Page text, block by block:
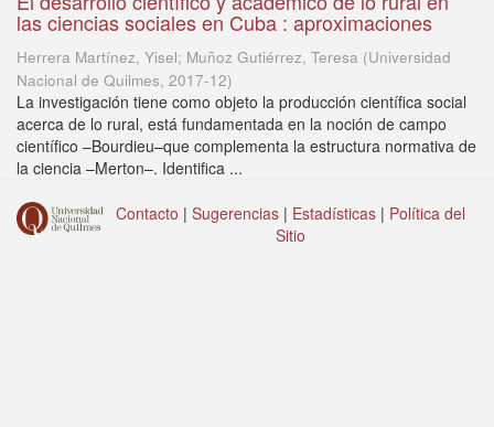
las ciencias sociales en Cuba : aproximaciones
Herrera Martínez, Yisel; Muñoz Gutiérrez, Teresa (Universidad
Nacional de Quilmes, 2017-12)
La investigación tiene como objeto la producción científica social
acerca de lo rural, está fundamentada en la noción de campo
científico –Bourdieu–que complementa la estructura normativa de
la ciencia –Merton–. Identifica ...
Contacto | Sugerencias | Estadísticas | Política del
Sitio